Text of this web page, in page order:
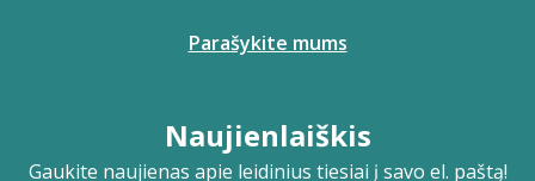
Parašykite mums
Naujienlaiškis
Gaukite naujienas apie leidinius tiesiai į savo el. paštą!